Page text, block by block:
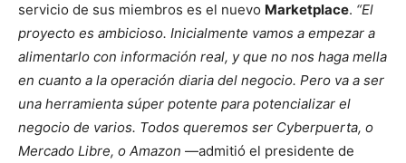
servicio de sus miembros es el nuevo Marketplace. “El
proyecto es ambicioso. Inicialmente vamos a empezar a
alimentarlo con información real, y que no nos haga mella
en cuanto a la operación diaria del negocio. Pero va a ser
una herramienta súper potente para potencializar el
negocio de varios. Todos queremos ser Cyberpuerta, o
Mercado Libre, o Amazon —admitió el presidente de